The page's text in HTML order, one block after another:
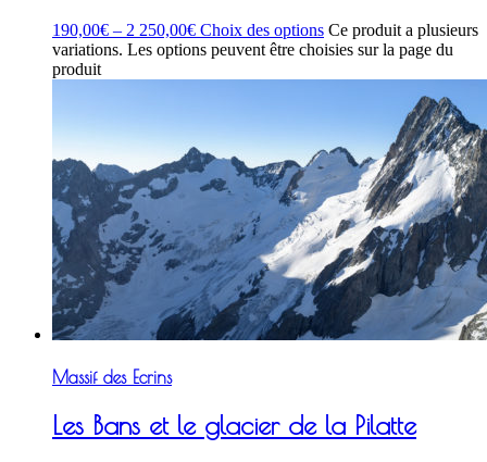
190,00€ – 2 250,00€ Choix des options Ce produit a plusieurs
variations. Les options peuvent être choisies sur la page du
produit
Massif des Ecrins
Les Bans et le glacier de la Pilatte